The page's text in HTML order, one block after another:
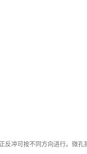
反冲可按不同方向进行。微